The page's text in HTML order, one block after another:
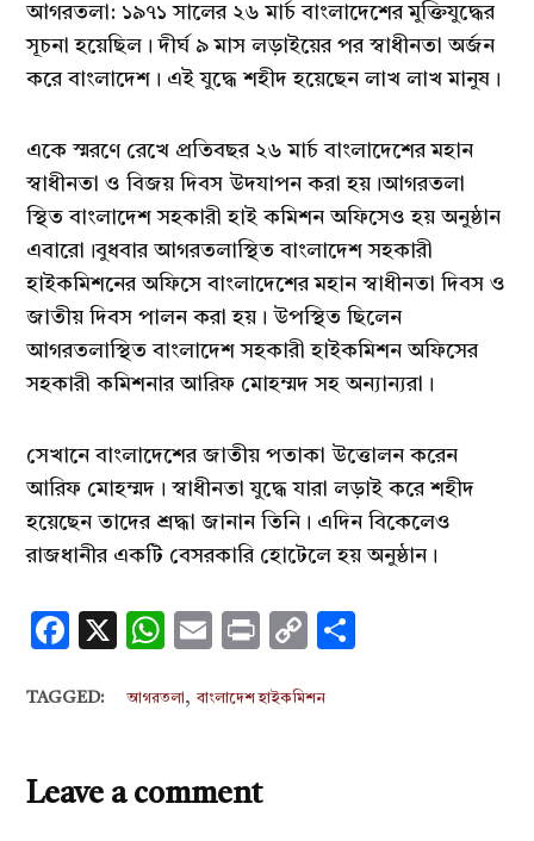
আগরতলা: ১৯৭১ সালের ২৬ মার্চ বাংলাদেশের মুক্তিযুদ্ধের
সূচনা হয়েছিল। দীর্ঘ ৯ মাস লড়াইয়ের পর স্বাধীনতা অর্জন
করে বাংলাদেশ। এই যুদ্ধে শহীদ হয়েছেন লাখ লাখ মানুষ।
একে স্মরণে রেখে প্রতিবছর ২৬ মার্চ বাংলাদেশের মহান
স্বাধীনতা ও বিজয় দিবস উদযাপন করা হয়।আগরতলা
স্থিত বাংলাদেশ সহকারী হাই কমিশন অফিসেও হয় অনুষ্ঠান
এবারো।বুধবার আগরতলাস্থিত বাংলাদেশ সহকারী
হাইকমিশনের অফিসে বাংলাদেশের মহান স্বাধীনতা দিবস ও
জাতীয় দিবস পালন করা হয়। উপস্থিত ছিলেন
আগরতলাস্থিত বাংলাদেশ সহকারী হাইকমিশন অফিসের
সহকারী কমিশনার আরিফ মোহম্মদ সহ অন্যান্যরা।
সেখানে বাংলাদেশের জাতীয় পতাকা উত্তোলন করেন
আরিফ মোহম্মদ। স্বাধীনতা যুদ্ধে যারা লড়াই করে শহীদ
হয়েছেন তাদের শ্রদ্ধা জানান তিনি। এদিন বিকেলেও
রাজধানীর একটি বেসরকারি হোটেলে হয় অনুষ্ঠান।
Facebook
X WhatsApp
EmailPrintCopy
TAGGED: আগরতলা ,বাংলাদেশ হাইকমিশন
Leave a comment